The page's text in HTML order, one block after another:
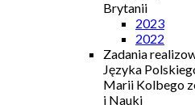
Brytanii
2023
2022
Zadania
Języka
Marii Kolbego
i Nauki